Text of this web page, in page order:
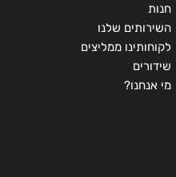
חנות
השירותים שלנו
לקוחותינו ממליצים
שידורים
מי אנחנו?